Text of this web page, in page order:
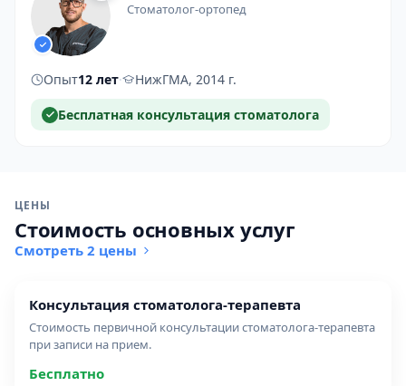
стоматолог-ортопед
Опыт12 лет· НижГМА, 2014 г.
Бесплатная консультация стоматолога
ЦЕНЫ
Стоимость основных услуг
Смотреть 2 цены
консультация стоматолога-терапевта
Стоимость первичной консультации стоматолога-терапевта
при записи на прием.
Бесплатно